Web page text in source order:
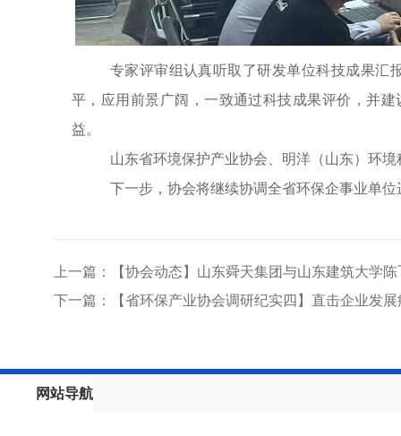
专家评审组认真听取了研发单位科技成果汇
平，应用前景广阔，一致通过科技成果评价，并
益。
山东省环境保护产业协会、明洋（山东）环
下一步，协会将继续协调全省环保企事业单
上一篇：【协会动态】山东舜天集团与山东建筑大学
下一篇：【省环保产业协会调研纪实四】直击企业发
网站导航